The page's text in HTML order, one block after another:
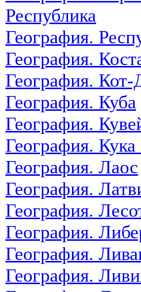
Республика
География.
География.
География. Кот-
География. Куба
География.
География. Кука
География. Лаос
География.
География.
География.
География.
География.